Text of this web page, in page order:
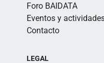
Foro BAIDATA
Eventos y
Contacto
LEGAL